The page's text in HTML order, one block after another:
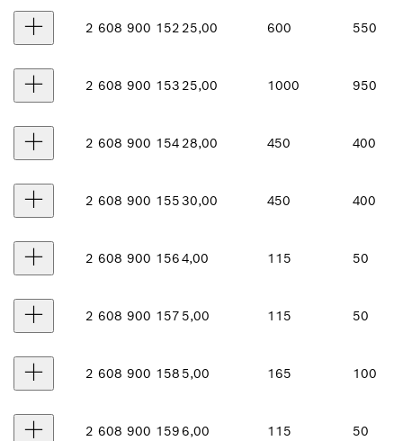
2 608 900 152 25,00 600 550
2 608 900 153 25,00 1000 950
2 608 900 154 28,00 450 400
2 608 900 15530,00 450 400
2 608 900 1564,00 115 50
2 608 900 157 5,00 115 50
2 608 900 158 5,00 165 100
2 608 900 1596,00 115 50